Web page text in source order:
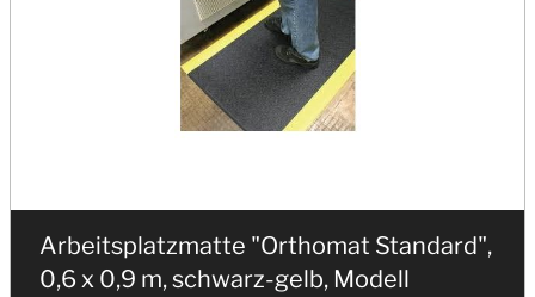
Arbeitsplatzmatte "Orthomat Standard",
0,6 x 0,9 m, schwarz-gelb, Modell